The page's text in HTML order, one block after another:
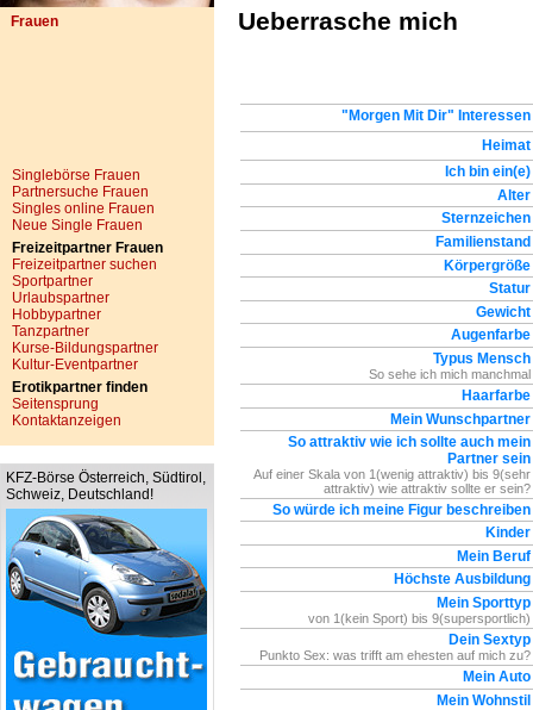
Frauen
Singlebörse Frauen
Partnersuche Frauen
Singles online Frauen
Neue Single Frauen
Freizeitpartner Frauen
Freizeitpartner suchen
Sportpartner
Urlaubspartner
Hobbypartner
Tanzpartner
Kurse-Bildungspartner
Kultur-Eventpartner
Erotikpartner finden
Seitensprung
Kontaktanzeigen
KFZ-Börse Österreich, Südtirol,
Schweiz, Deutschland!
Ueberrasche mich
"Morgen Mit Dir" Interessen
Heimat
Ich bin ein(e)
Alter
Sternzeichen
Familienstand
Körpergröße
Statur
Gewicht
Augenfarbe
Typus Mensch
So sehe ich mich manchmal
Haarfarbe
Mein Wunschpartner
So attraktiv wie ich sollte auch mein
Partner sein
Auf einer Skala von 1(wenig attraktiv) bis 9(sehr
attraktiv) wie attraktiv sollte er sein?
So würde ich meine Figur beschreiben
Kinder
Mein Beruf
Höchste Ausbildung
Mein Sporttyp
von 1(kein Sport) bis 9(supersportlich)
Dein Sextyp
Punkto Sex: was trifft am ehesten auf mich zu?
Mein Auto
Mein Wohnstil